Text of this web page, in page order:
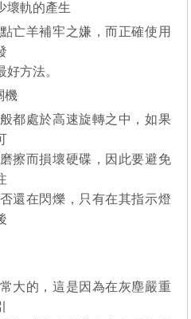
壞軌的產生
亡羊補牢之嫌，而正確使用
好方法。
機
都處於高速旋轉之中，如果
擦而損壞硬碟，因此要避免
還在閃爍，只有在其指示燈
大的，這是因為在灰塵嚴重